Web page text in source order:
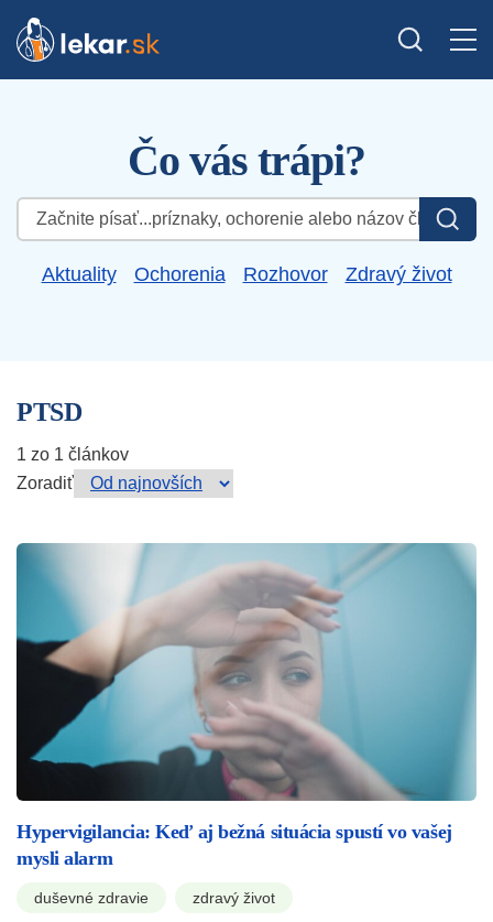
Čo vás trápi?
Hľadať:
Aktuality Ochorenia Rozhovor Zdravý život
PTSD
1 zo 1 článkov
Zoradiť
Hypervigilancia: Keď aj bežná situácia spustí vo vašej
mysli alarm
duševné zdravie zdravý život